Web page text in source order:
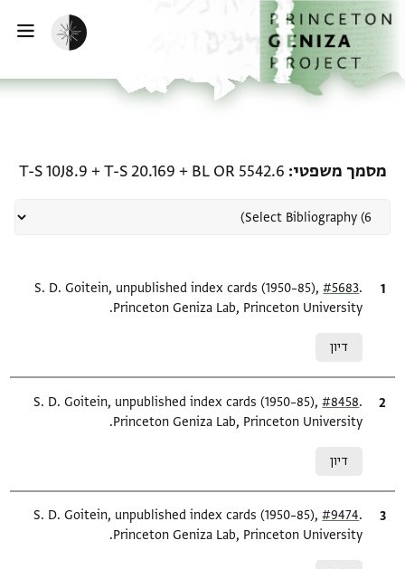
לתוכןהבית
הפעלת מצב כהה
מסמך משפטי BL OR 5542.6
+
T-S 20.169
+
T-S 10J8.9
ציטוט S. D. Goitein, unpublished index cards (1950–85),#5683
Princeton Geniza Lab, Princeton University.
דיון
ציטוט S. D. Goitein, unpublished index cards (1950–85),#8458
Princeton Geniza Lab, Princeton University.
דיון
ציטוט S. D. Goitein, unpublished index cards (1950–85),#9474
Princeton Geniza Lab, Princeton University.